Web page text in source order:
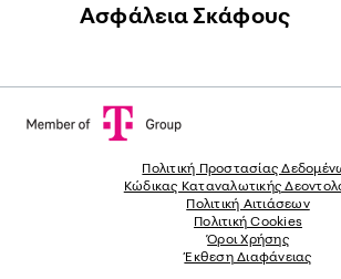
Ασφάλεια Σκάφους
Πολιτική Προστασίας
Κώδικας Καταναλωτικής
Πολιτική Αιτιάσεων
Πολιτική Cookies
Όροι Χρήσης
Έκθεση Διαφάνειας